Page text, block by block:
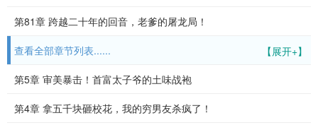
第81章 跨越二十年的回音，老爹的屠龙局！
【展开+】
查看全部章节列表......
第5章 审美暴击！首富太子爷的土味战袍
第4章 拿五千块砸校花，我的穷男友杀疯了！